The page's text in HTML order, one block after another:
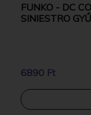
FUNKO - DC
SINIESTRO
6890 Ft